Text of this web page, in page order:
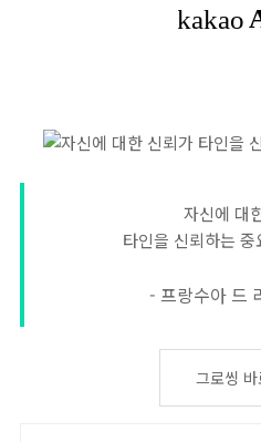
자신에 대
타인을 신뢰하는
- 프랑수아 드
그로씽 바